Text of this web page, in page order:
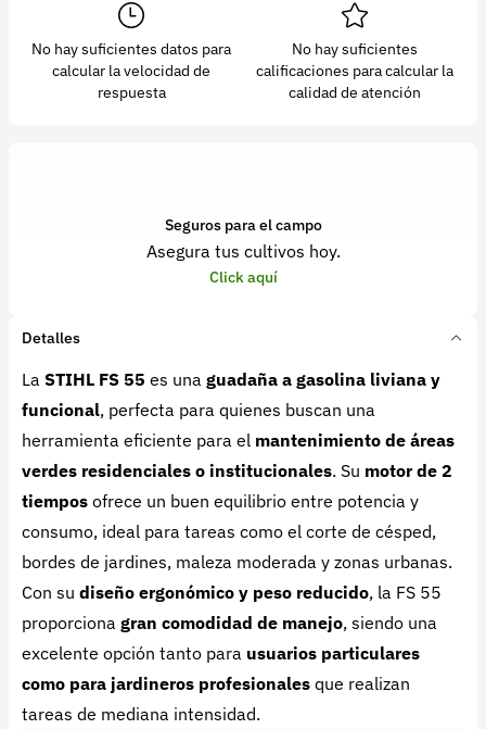
No hay suficientes datos para
calcular la velocidad de
respuesta
No hay suficientes
calificaciones para calcular la
calidad de atención
Seguros para el campo
Asegura tus cultivos hoy.
Click aquí
Detalles
La STIHL FS 55 es una guadaña a gasolina liviana y
funcional, perfecta para quienes buscan una
herramienta eficiente para el mantenimiento de áreas
verdes residenciales o institucionales. Su motor de 2
tiempos ofrece un buen equilibrio entre potencia y
consumo, ideal para tareas como el corte de césped,
bordes de jardines, maleza moderada y zonas urbanas.
Con su diseño ergonómico y peso reducido, la FS 55
proporciona gran comodidad de manejo, siendo una
excelente opción tanto para usuarios particulares
como para jardineros profesionales que realizan
tareas de mediana intensidad.